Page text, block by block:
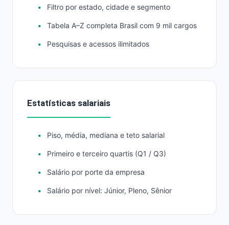
Filtro por estado, cidade e segmento
Tabela A–Z completa Brasil com 9 mil cargos
Pesquisas e acessos ilimitados
Estatísticas salariais
Piso, média, mediana e teto salarial
Primeiro e terceiro quartis (Q1 / Q3)
Salário por porte da empresa
Salário por nível: Júnior, Pleno, Sênior